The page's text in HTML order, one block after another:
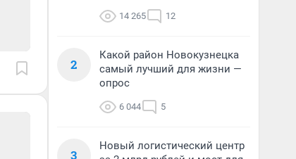
14 265 12
2
Какой район Новокузнецка
самый лучший для жизни —
опрос
6 044 5
3
Новый логистический центр